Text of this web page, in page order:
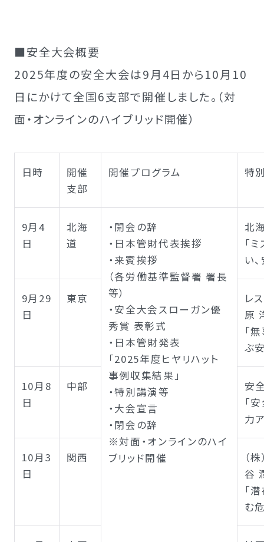
■安全大会概要
2025年度の安全大会は9月4日から10月10
日にかけて全国6支部で開催しました。（対
面・オンラインのハイブリッド開催）
日時
開催
支部
開催プログラム 特
9月4
日
北海
道
・開会の辞
・日本管財代表挨拶
・来賓挨拶
（各労働基準監督署 署長
等）
・安全大会スローガン優
秀賞 表彰式
・日本管財発表
「2025年度ヒヤリハット
事例収集結果」
・特別講演等
・大会宣言
・閉会の辞
※対面・オンラインのハイ
ブリッド開催
北
「
い
9月29
日
東京
レ
原
「
ぶ
10月8
日
中部
安
「
力
10月3
日
関西
（
谷
「
む